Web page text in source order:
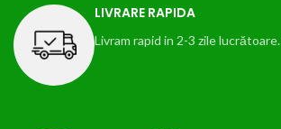
LIVRARE RAPIDA
Livram rapid in 2-3 zile lucrătoare.